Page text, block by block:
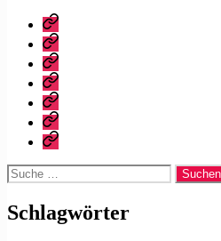
Startseite
Warum
dieser
Blog?
Bibliografie
Vita
Zitate
|
Tweets
Impressum/Datenschutz
Rechteanfrage
Suche
nach:
Schlagwörter